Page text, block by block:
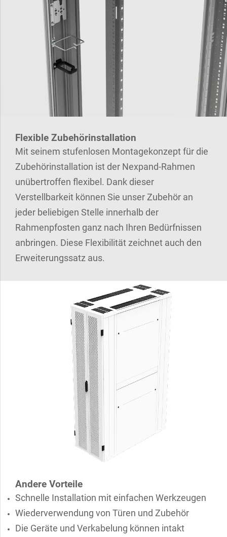
Flexible Zubehörinstallation
Mit seinem stufenlosen Montagekonzept für die
Zubehörinstallation ist der Nexpand-Rahmen
unübertroffen flexibel. Dank dieser
Verstellbarkeit können Sie unser Zubehör an
jeder beliebigen Stelle innerhalb der
Rahmenpfosten ganz nach Ihren Bedürfnissen
anbringen. Diese Flexibilität zeichnet auch den
Erweiterungssatz aus.
Andere Vorteile
Schnelle Installation mit einfachen Werkzeugen
Wiederverwendung von Türen und Zubehör
Die Geräte und Verkabelung können intakt